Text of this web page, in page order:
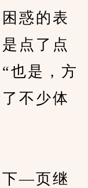
惑的表
点了点
也是，方
不少体
—页继